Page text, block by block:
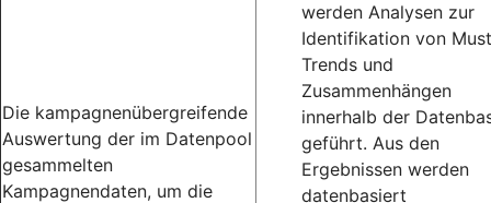
Die kampagnenübergreifende
Auswertung der im Datenpool
gesammelten
Kampagnendaten, um die
werden Analysen zur
Identifikation von
Trends und
Zusammenhängen
innerhalb der
geführt. Aus den
Ergebnissen werden
datenbasiert